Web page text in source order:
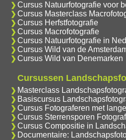
Cursus Natuurfotografie voor
Cursus Masterclass
Cursus Herfstfotografie
Cursus Macrofotografie
Cursus Natuurfotografie in
Cursus Wild van de
Cursus Wild van Denemarken
Cursussen
Masterclass
Basiscursus
Cursus Fotograferen met
Cursus Sterrensporen
Cursus Compositie in
Documentaire: